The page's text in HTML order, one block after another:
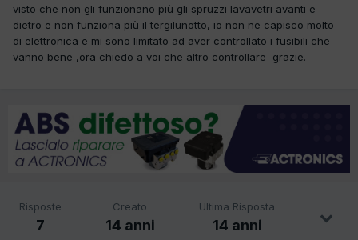
visto che non gli funzionano più gli spruzzi lavavetri avanti e
dietro e non funziona più il tergilunotto, io non ne capisco molto
di elettronica e mi sono limitato ad aver controllato i fusibili che
vanno bene ,ora chiedo a voi che altro controllare grazie.
Risposte
7
Creato
14 anni
Ultima Risposta
14 anni